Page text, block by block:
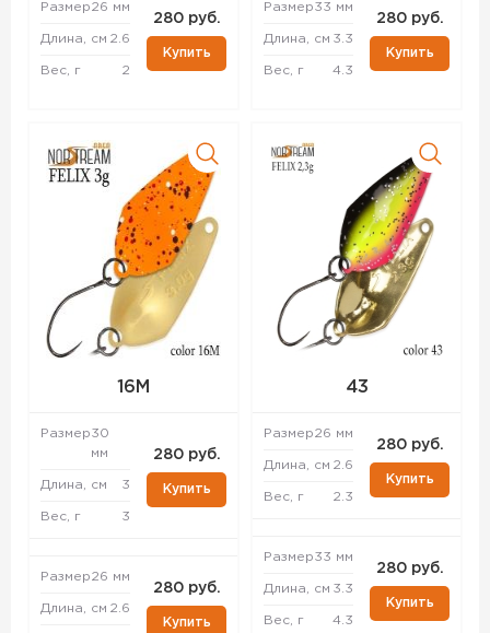
Размер26 мм
Длина, см 2.6
Вес, г 2
280 руб.
Купить
Размер33 мм
Длина, см 3.3
Вес, г 4.3
280 руб.
Купить
16M
Размер30
мм
Длина, см 3
Вес, г 3
280 руб.
Купить
Размер26 мм
Длина, см 2.6
280 руб.
Купить
43
Размер26 мм
Длина, см 2.6
Вес, г 2.3
280 руб.
Купить
Размер33 мм
Длина, см 3.3
Вес, г 4.3
280 руб.
Купить